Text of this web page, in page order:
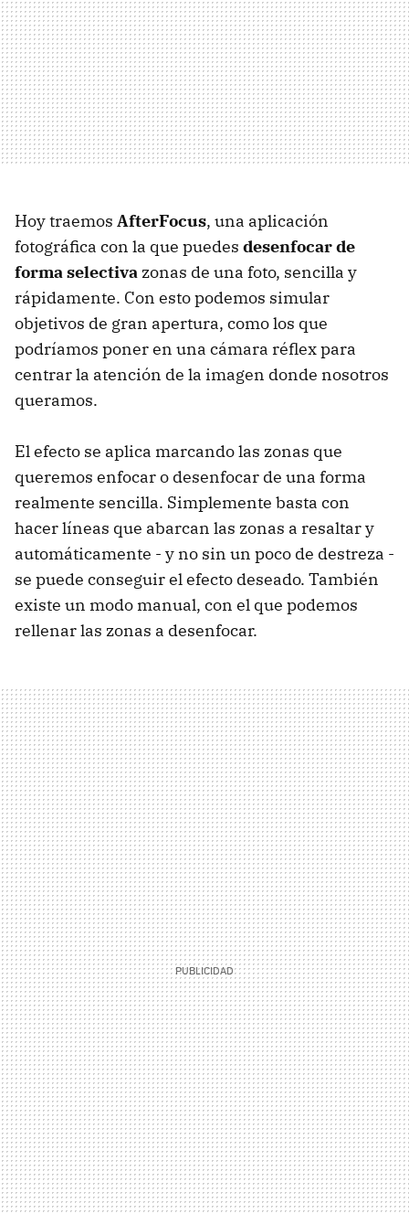
Hoy traemos AfterFocus, una aplicación
fotográfica con la que puedes desenfocar de
forma selectiva zonas de una foto, sencilla y
rápidamente. Con esto podemos simular
objetivos de gran apertura, como los que
podríamos poner en una cámara réflex para
centrar la atención de la imagen donde nosotros
queramos.
El efecto se aplica marcando las zonas que
queremos enfocar o desenfocar de una forma
realmente sencilla. Simplemente basta con
hacer líneas que abarcan las zonas a resaltar y
automáticamente - y no sin un poco de destreza -
se puede conseguir el efecto deseado. También
existe un modo manual, con el que podemos
rellenar las zonas a desenfocar.